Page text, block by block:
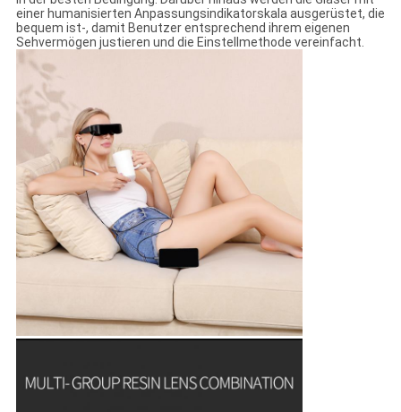
einer humanisierten Anpassungsindikatorskala ausgerüstet, die
bequem ist-, damit Benutzer entsprechend ihrem eigenen
Sehvermögen justieren und die Einstellmethode vereinfacht.